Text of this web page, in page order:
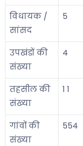
विधायक /
सांसद
5
उपखंडों की
संख्या
4
तहसील की
संख्या
1 1
गांवों की
संख्या
554